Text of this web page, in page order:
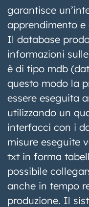
garantisce
apprendimento e
Il database
informazioni
è di tipo mdb
questo modo la
essere eseguita
utilizzando un
interfacci con i
misure eseguite
txt in forma
possibile
anche in tempo
produzione. Il